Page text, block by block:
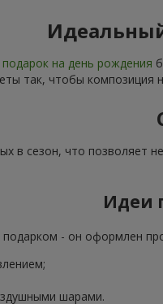
подарок на день рождения
так, чтобы композиция
в сезон, что позволяет
Идеи
- он оформлен
шарами.